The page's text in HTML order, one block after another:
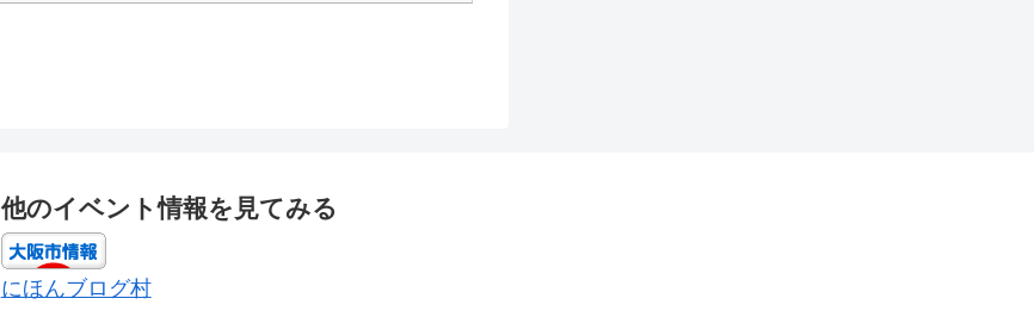
他のイベント情報を見てみる
にほんブログ村